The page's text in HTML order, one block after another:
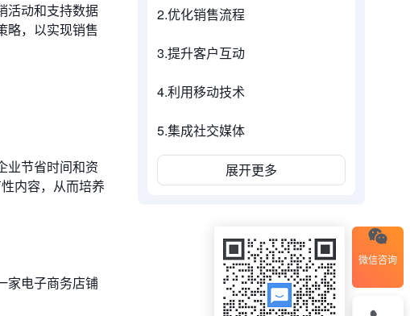
活动和支持数据
略，以实现销售
业节省时间和资
内容，从而培养
家电子商务店铺
2.优化销售流程
3.提升客户互动
4.利用移动技术
5.集成社交媒体
展开更多
微信咨询